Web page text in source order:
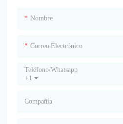
Nombre
Correo Electrónico
+1
Teléfono/whatsapp
Compañía